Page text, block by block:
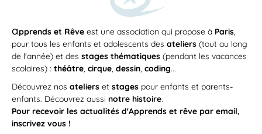
apprends et Rêve est une association qui propose à Paris,
pour tous les enfants et adolescents des ateliers (tout au long
de l'année) et des stages thématiques (pendant les vacances
scolaires) : théâtre, cirque, dessin, coding...
Découvrez nos ateliers et stages pour enfants et parents-
enfants. Découvrez aussi notre histoire.
Pour recevoir les actualités d'Apprends et rêve par email,
inscrivez vous !